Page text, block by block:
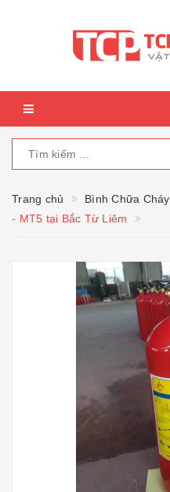
Trang chủ Bình Chữa Cháy
- MT5 tại Bắc Từ Liêm